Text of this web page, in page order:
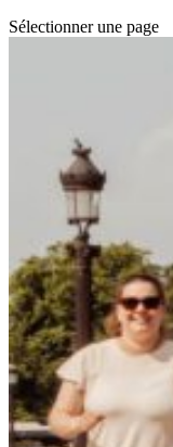
Sélectionner une page